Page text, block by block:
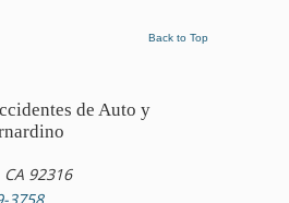
Back to Top
de Auto y
92316